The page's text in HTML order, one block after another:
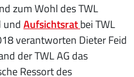
zum Wohl des TWL
undAufsichtsratbei TWL
verantworten Dieter Feid
der TWL AG das
Ressort des